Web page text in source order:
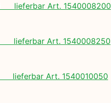
lieferbar Art. 1540008200
lieferbar Art. 1540008250
lieferbar Art. 1540010050